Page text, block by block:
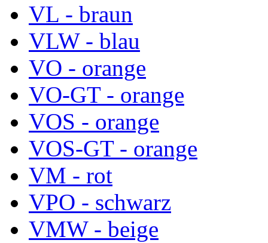
VL - braun
VLW - blau
VO - orange
VO-GT - orange
VOS - orange
VOS-GT - orange
VM - rot
VPO - schwarz
VMW - beige